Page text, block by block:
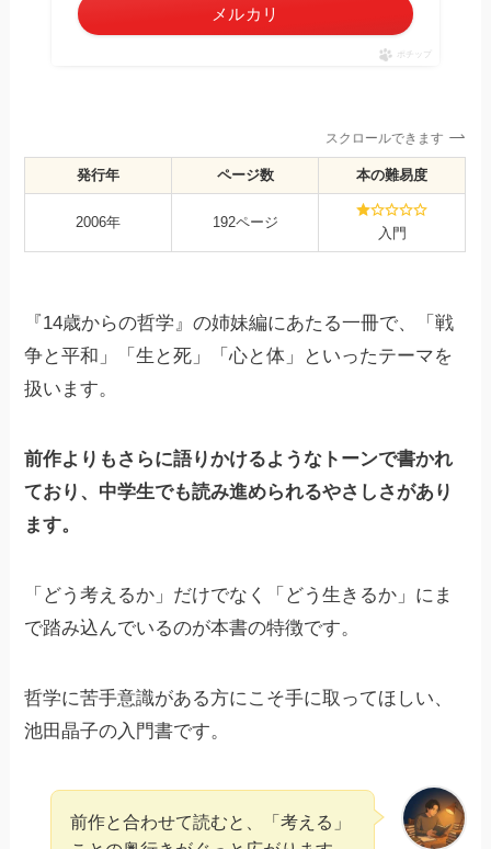
メルカリ
ポチップ
スクロールできます
発行年 ページ数 本の難易度
2006年 192ページ
入門
『14歳からの哲学』の姉妹編にあたる一冊で、「戦
争と平和」「生と死」「心と体」といったテーマを
扱います。
前作よりもさらに語りかけるようなトーンで書かれ
ており、中学生でも読み進められるやさしさがあり
ます。
「どう考えるか」だけでなく「どう生きるか」にま
で踏み込んでいるのが本書の特徴です。
哲学に苦手意識がある方にこそ手に取ってほしい、
池田晶子の入門書です。
前作と合わせて読むと、「考える」